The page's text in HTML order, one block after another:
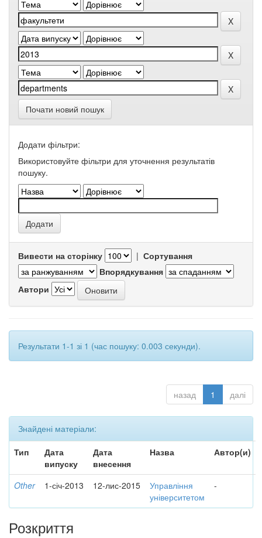
Почати новий пошук
Додати фільтри:
Використовуйте фільтри для уточнення результатів
пошуку.
Вивести на сторінку | Сортування
Впорядкування
Автори
Результати 1-1 зі 1 (час пошуку: 0.003 секунди).
назад 1 далі
Знайдені матеріали:
Тип
Дата
випуску
Дата
внесення
Назва Автор(и)
Other 1-січ-2013 12-лис-2015
Управління
університетом
-
Розкриття